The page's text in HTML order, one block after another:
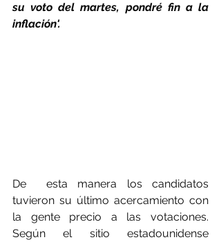
su voto del martes, pondré fin a la
inflación'.
De  esta manera los candidatos
tuvieron su último acercamiento con
la gente precio a las votaciones.
Según el sitio estadounidense